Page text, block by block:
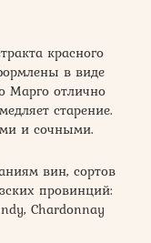
красного
в виде
Марго отлично
старение.
и сочными.
вин, сортов
провинций:
Chardonnay